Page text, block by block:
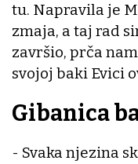
tu. Napravila je
zmaja, a taj rad
završio, prča
svojoj baki Evici
Gibanica
- Svaka njezina